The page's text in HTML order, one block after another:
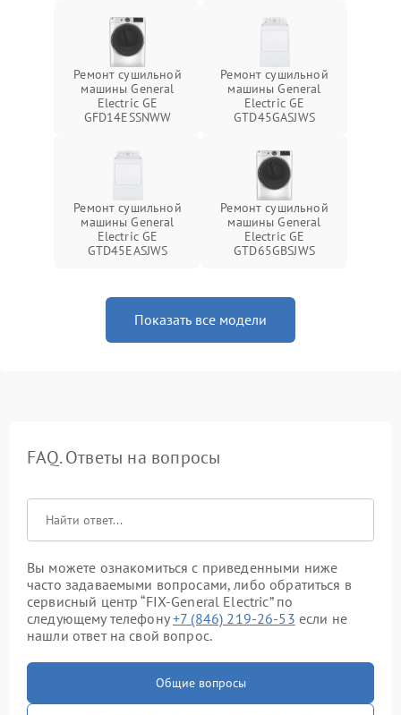
Ремонт сушильной
машины General
Electric GE
GFD14ESSNWW
Ремонт сушильной
машины General
Electric GE
GTD45GASJWS
Ремонт сушильной
машины General
Electric GE
GTD45EASJWS
Ремонт сушильной
машины General
Electric GE
GTD65GBSJWS
Показать все модели
FAQ. Ответы на вопросы
Вы можете ознакомиться с приведенными ниже
часто задаваемыми вопросами, либо обратиться в
сервисный центр “FIX-General Electric” по
следующему телефону+7 (846) 219-26-53 если не
нашли ответ на свой вопрос.
Общие вопросы